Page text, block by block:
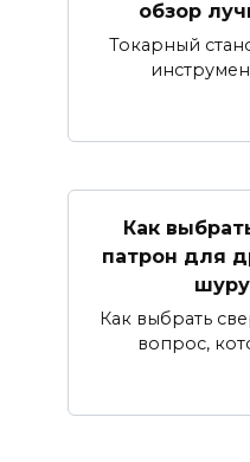
обзор
Токарный
Как
патрон для
Как выбрать
вопрос,